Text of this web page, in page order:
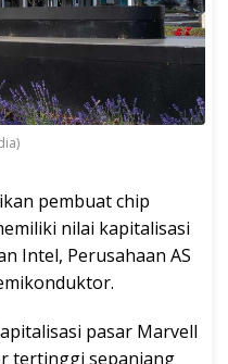
pembuat chip
nilai kapitalisasi
Intel, Perusahaan AS
pasar Marvell
tertinggi sepanjang